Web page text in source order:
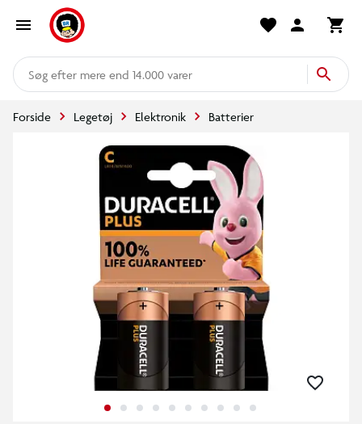
mere end 14.000 varer
Forside Legetøj Elektronik Batterier